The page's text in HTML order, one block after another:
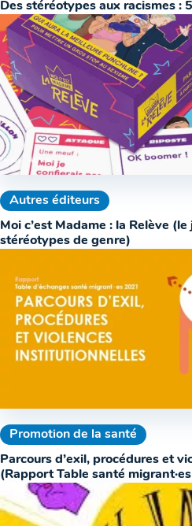
Des stéréotypes aux racismes :
Autres éditeurs
Moi c’est Madame : la Relève
stéréotypes de genre)
Promotion de la santé
Parcours d’exil, procédures et
(Rapport Table santé